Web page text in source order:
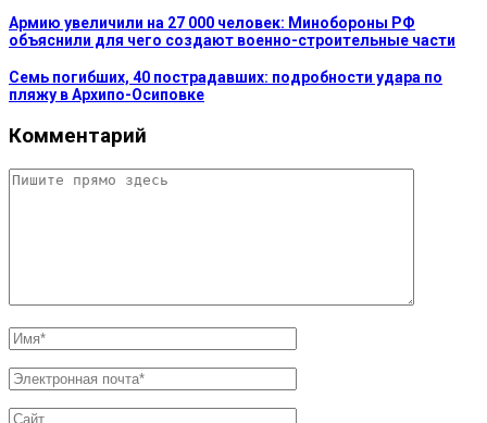
Армию увеличили на 27 000 человек: Минобороны РФ
объяснили для чего создают военно-строительные части
Семь погибших, 40 пострадавших: подробности удара по
пляжу в Архипо-Осиповке
Комментарий